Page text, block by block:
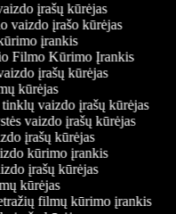
įrašų kūrėjas
vaizdo įrašo kūrėjas
įrankis
Filmo Kūrimo Įrankis
įrašų kūrėjas
kūrėjas
tinklų vaizdo įrašų kūrėjas
vaizdo įrašų kūrėjas
įrašų kūrėjas
kūrimo įrankis
įrašų kūrėjas
kūrėjas
filmų kūrimo įrankis